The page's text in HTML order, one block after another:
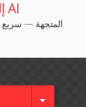
محوّل JFIF إلى AI